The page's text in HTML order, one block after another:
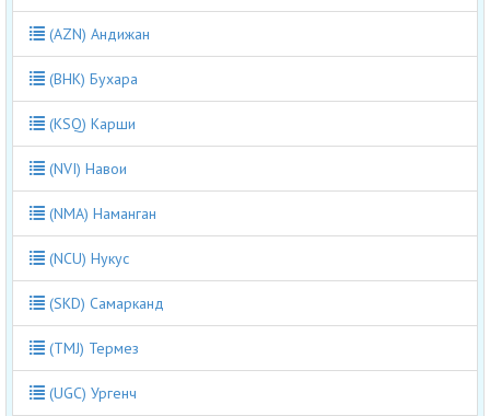
(AZN) Андижан
(BHK) Бухара
(KSQ) Карши
(NVI) Навои
(NMA) Наманган
(NCU) Нукус
(SKD) Самарканд
(TMJ) Термез
(UGC) Ургенч